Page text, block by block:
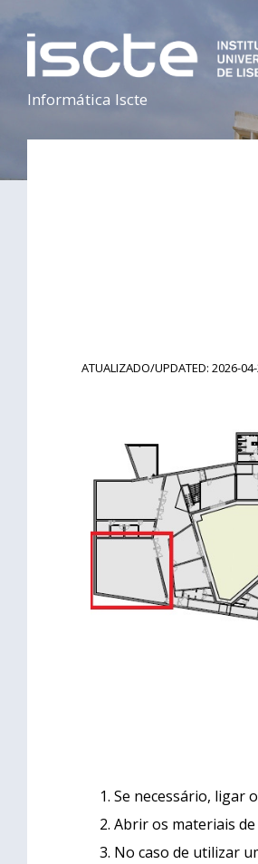
Informática Iscte
ATUALIZADO/UPDATED: 2026-
Se necessário, ligar
Abrir os materiais
No caso de utilizar